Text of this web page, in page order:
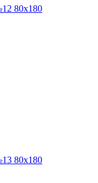
80х180
80х180